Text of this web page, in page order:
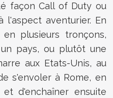
façon Call of Duty ou
l'aspect aventurier. En
plusieurs tronçons,
pays, ou plutôt une
aux Etats-Unis, au
s'envoler à Rome, en
d'enchaîner ensuite